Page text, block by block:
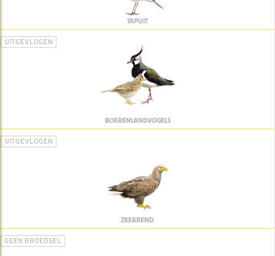
TAPUIT
UITGEVLOGEN
BOERENLANDVOGELS
UITGEVLOGEN
ZEEAREND
GEEN BROEDSEL